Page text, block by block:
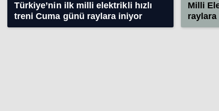
Türkiye’nin ilk milli elektrikli hızlı
treni Cuma günü raylara iniyor
Milli